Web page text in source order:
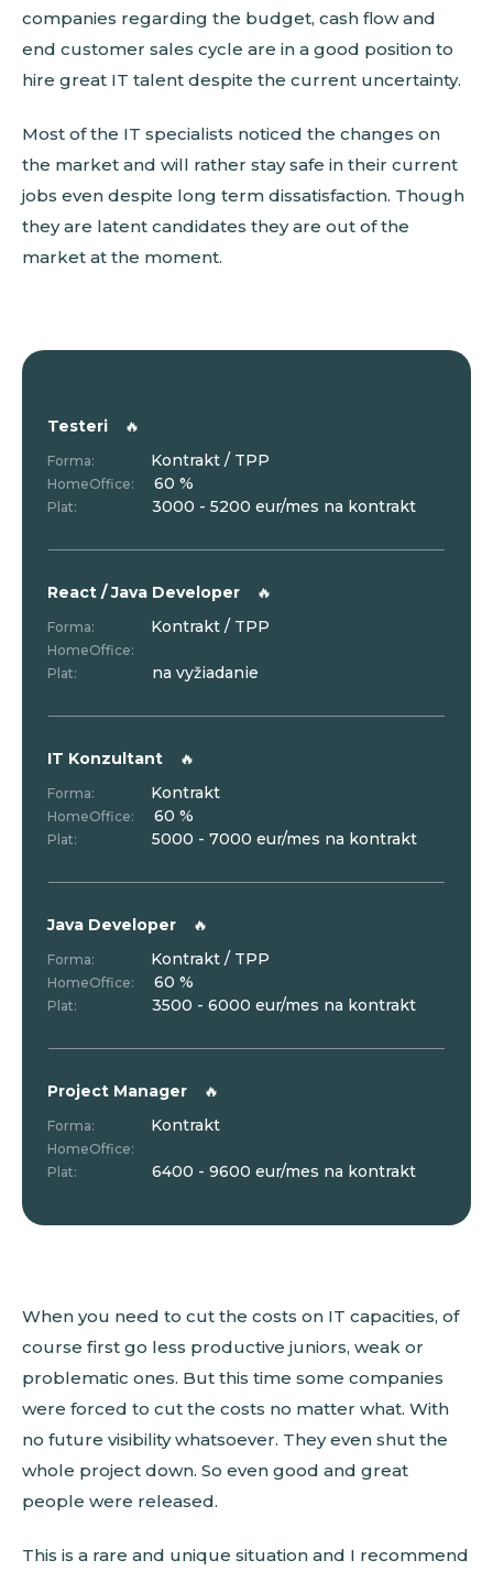
companies regarding the budget, cash flow and
end customer sales cycle are in a good position to
hire great IT talent despite the current uncertainty.
Most of the IT specialists noticed the changes on
the market and will rather stay safe in their current
jobs even despite long term dissatisfaction. Though
they are latent candidates they are out of the
market at the moment.
Testeri 🔥
Forma: Kontrakt / TPP
HomeOffice: 60 %
Plat: 3000 - 5200 eur/mes na kontrakt
React / Java Developer 🔥
Forma: Kontrakt / TPP
HomeOffice:
Plat:
na vyžiadanie
IT Konzultant 🔥
Forma: Kontrakt
HomeOffice: 60 %
Plat: 5000 - 7000 eur/mes na kontrakt
Java Developer 🔥
Forma: Kontrakt / TPP
HomeOffice: 60 %
Plat: 3500 - 6000 eur/mes na kontrakt
Project Manager 🔥
Forma: Kontrakt
HomeOffice:
Plat:
6400 - 9600 eur/mes na kontrakt
When you need to cut the costs on IT capacities, of
course first go less productive juniors, weak or
problematic ones. But this time some companies
were forced to cut the costs no matter what. With
no future visibility whatsoever. They even shut the
whole project down. So even good and great
people were released.
This is a rare and unique situation and I recommend